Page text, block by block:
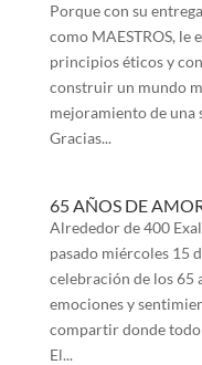
Porque con su
como MAESTROS, le
principios éticos y
construir un mundo
mejoramiento de una
Gracias...
65 AÑOS DE
Alrededor de 400
pasado miércoles 15
celebración de los 65
emociones y
compartir donde todo
El...